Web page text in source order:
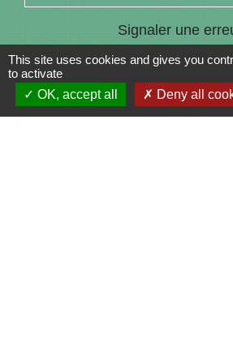
Signaler une
This site uses cookies and gives you
to activate
OK, accept all
Deny all